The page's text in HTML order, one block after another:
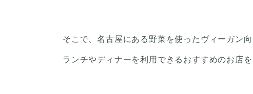
そこで、名古屋にある野菜を使ったヴィーガン
ランチやディナーを利用できるおすすめのお店を